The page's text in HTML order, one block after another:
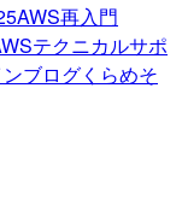
AWS再入門
テクニカルサポ
ブログくらめそ